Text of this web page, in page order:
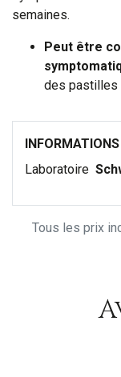
semaines.
Peut être
des pastilles
INFORMATIONS
Laboratoire
Tous les prix